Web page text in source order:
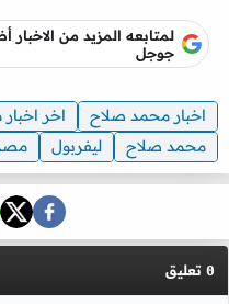
لمتابعه المزيد من
جوجل
اخبار محمد صلاح اخر
محمد صلاح
ليفربول
0 تعليق